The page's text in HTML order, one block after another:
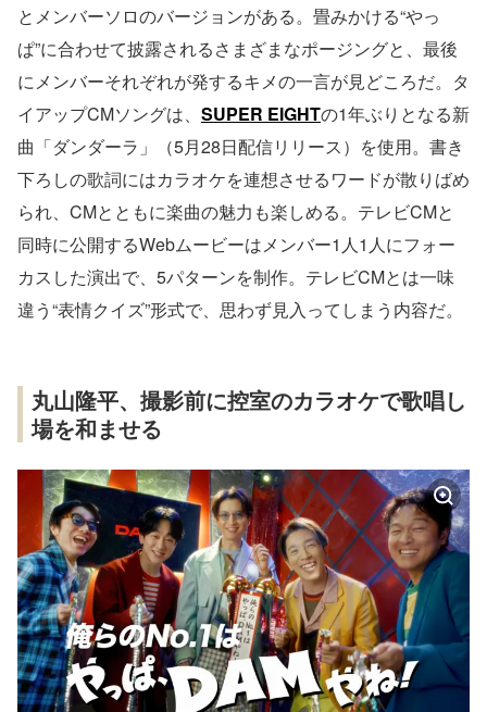
とメンバーソロのバージョンがある。畳みかける“やっ
ぱ”に合わせて披露されるさまざまなポージングと、最後
にメンバーそれぞれが発するキメの一言が見どころだ。タ
イアップCMソングは、 SUPER EIGHTの1年ぶりとなる新
曲「ダンダーラ」（5月28日配信リリース）を使用。書き
下ろしの歌詞にはカラオケを連想させるワードが散りばめ
られ、CMとともに楽曲の魅力も楽しめる。テレビCMと
同時に公開するWebムービーはメンバー1人1人にフォー
カスした演出で、5パターンを制作。テレビCMとは一味
違う“表情クイズ”形式で、思わず見入ってしまう内容だ。
丸山隆平、撮影前に控室のカラオケで歌唱し
場を和ませる